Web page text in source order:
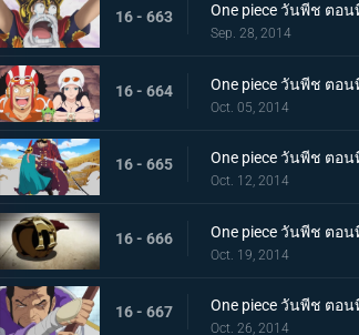
16 - 663 One piece วันพีช ตอ
Sep. 28, 2014
16 - 664 One piece วันพีช ตอ
Oct. 05, 2014
16 - 665 One piece วันพีช ตอ
Oct. 12, 2014
16 - 666 One piece วันพีช ตอ
Oct. 19, 2014
16 - 667 One piece วันพีช ตอ
Oct. 26, 2014